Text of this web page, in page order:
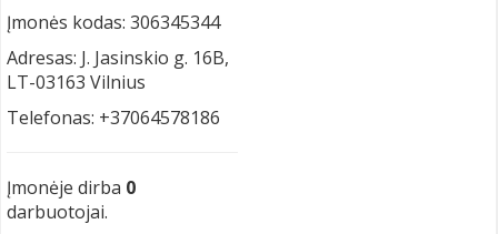
Įmonės kodas: 306345344
Adresas: J. Jasinskio g. 16B,
LT-03163 Vilnius
Telefonas: +37064578186
Įmonėje dirba 0
darbuotojai.